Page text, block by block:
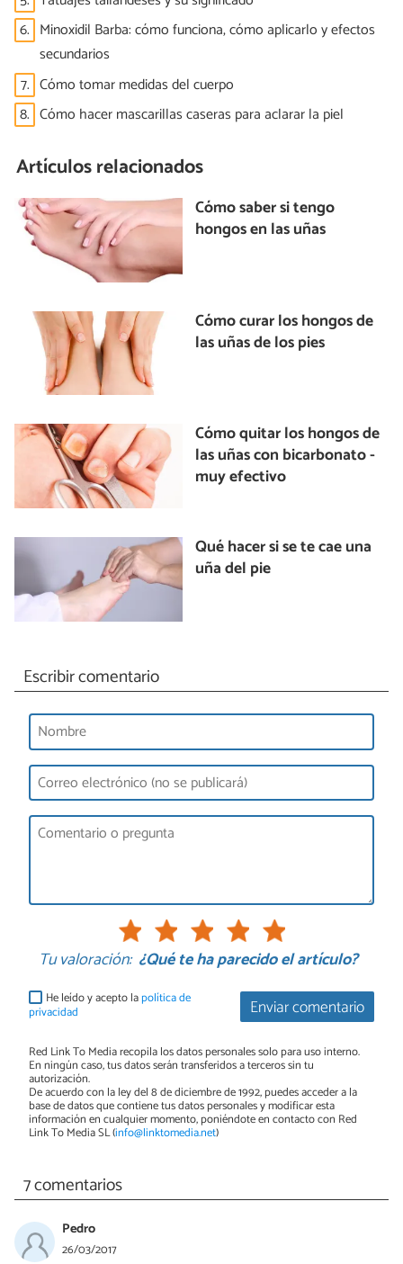
6. Minoxidil Barba: cómo funciona, cómo aplicarlo y efectos
secundarios
7. Cómo tomar medidas del cuerpo
8. Cómo hacer mascarillas caseras para aclarar la piel
Artículos relacionados
Cómo saber si tengo
hongos en las uñas
Cómo curar los hongos de
las uñas de los pies
Cómo quitar los hongos de
las uñas con bicarbonato -
muy efectivo
Qué hacer si se te cae una
uña del pie
Escribir comentario
Tu valoración: ¿Qué te ha parecido el artículo?
Enviar comentario
He leído y acepto lapolítica de
privacidad
Red Link To Media recopila los datos personales solo para uso interno.
En ningún caso, tus datos serán transferidos a terceros sin tu
autorización.
De acuerdo con la ley del 8 de diciembre de 1992, puedes acceder a la
base de datos que contiene tus datos personales y modificar esta
información en cualquier momento, poniéndote en contacto con Red
Link To Media SL (info@linktomedia.net)
7 comentarios
Pedro
26/03/2017